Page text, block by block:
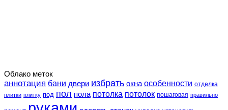
Облако меток
аннотация бани двери избрать окна особенности отделка
плитки плитку под пол пола потолка потолок пошаговая правильно